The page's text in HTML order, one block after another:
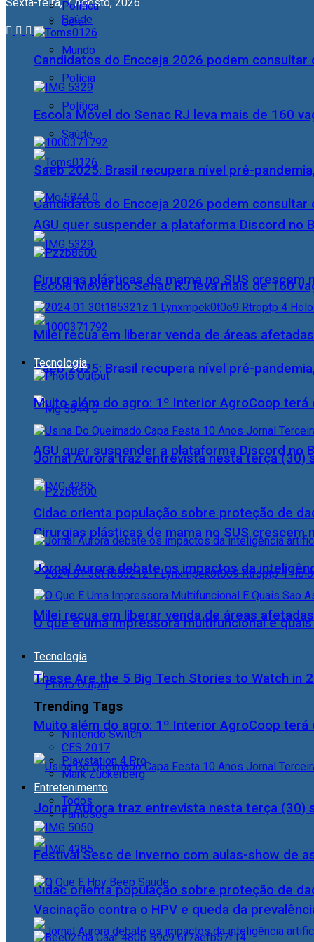
Geral
Mundo
Polícia
Política
Saúde
Candidatos do Encceja 2026 podem consultar
Escola Móvel do Senac RJ leva mais de 160
Saeb 2025: Brasil recupera nível pré-
AGU quer suspender a plataforma Discord no
Cirurgias plásticas de mama no SUS crescem
Milei recua em liberar venda de áreas
Tecnologia
Muito além do agro: 1º Interior AgroCoop
Jornal Aurora traz entrevista nesta terça (30)
Cidac orienta população sobre proteção de
Política
Saúde
Candidatos do Encceja 2026 podem
Escola Móvel do Senac RJ leva mais de 160
Saeb 2025: Brasil recupera nível pré-
AGU quer suspender a plataforma Discord no
Cirurgias plásticas de mama no SUS crescem
Milei recua em liberar venda de áreas
Tecnologia
Muito além do agro: 1º Interior AgroCoop
Jornal Aurora traz entrevista nesta terça (30)
Cidac orienta população sobre proteção de
Jornal Aurora debate os impactos da
O que é uma impressora multifuncional e
These Are the 5 Big Tech Stories to Watch in
Trending Tags
Nintendo Switch
CES 2017
Playstation 4 Pro
Mark Zuckerberg
Entretenimento
Todos
Famosos
Festival Sesc de Inverno com aulas-show de
Vacinação contra o HPV e queda da